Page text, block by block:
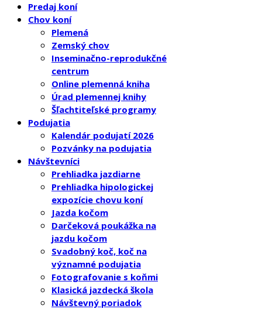
Predaj koní
Chov koní
Plemená
Zemský chov
Inseminačno-reprodukčné
centrum
Online plemenná kniha
Úrad plemennej knihy
Šľachtiteľské programy
Podujatia
Kalendár podujatí 2026
Pozvánky na podujatia
Návštevníci
Prehliadka jazdiarne
Prehliadka hipologickej
expozície chovu koní
Jazda kočom
Darčeková poukážka na
jazdu kočom
Svadobný koč, koč na
významné podujatia
Fotografovanie s koňmi
Klasická jazdecká škola
Návštevný poriadok